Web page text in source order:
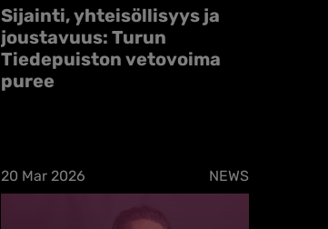
Sijainti, yhteisöllisyys ja
joustavuus: Turun
Tiedepuiston vetovoima
puree
20 Mar 2026 NEWS